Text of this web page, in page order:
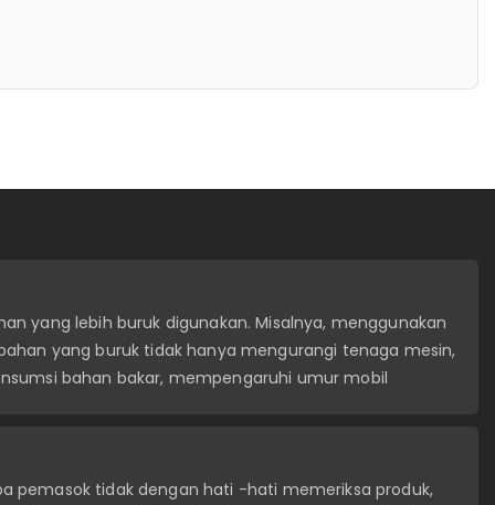
yang lebih buruk digunakan. Misalnya, menggunakan
yang buruk tidak hanya mengurangi tenaga mesin,
bahan bakar, mempengaruhi umur mobil
pemasok tidak dengan hati -hati memeriksa produk,